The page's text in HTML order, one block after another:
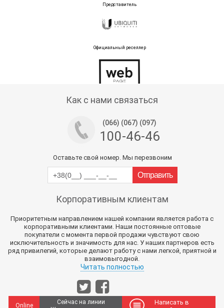
Представитель
Официальный реселлер
Как с нами связаться
(066) (067) (097)
100-46-46
Оставьте свой номер. Мы перезвоним
Корпоративным клиентам
Приоритетным направлением нашей компании является работа с
корпоративными клиентами. Наши постоянные оптовые
покупатели с момента первой продажи чувствуют свою
исключительность и значимость для нас. У наших партнеров есть
ряд привилегий, которые делают работу с нами легкой, приятной и
взаимовыгодной.
Читать полностью
Online
Сейчас на линии
Написать в